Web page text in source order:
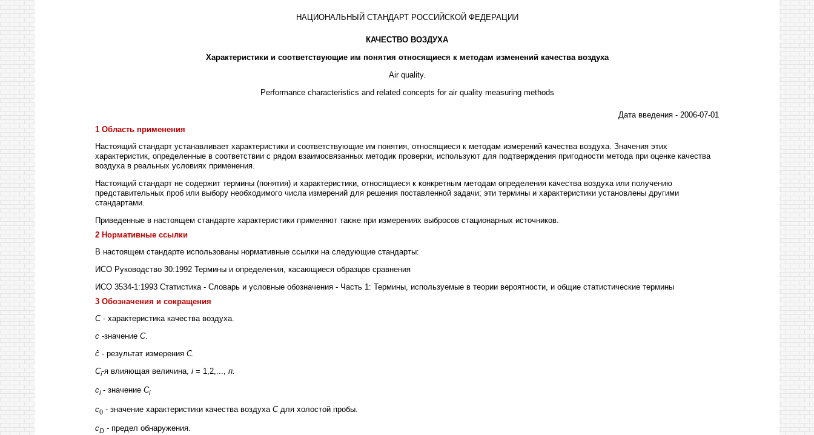
НАЦИОНАЛЬНЫЙ СТАНДАРТ РОССИЙСКОЙ ФЕДЕРАЦИИ
КАЧЕСТВО ВОЗДУХА
Характеристики и соответствующие им понятия относящиеся к методам изменений качества воздуха
Air quality.
Performance characteristics and related concepts for air quality measuring methods
Дата введения - 2006-07-01
1 Область применения
Настоящий стандарт устанавливает характеристики и соответствующие им понятия, относящиеся к методам измерений качества воздуха. Значения этих
характеристик, определенные в соответствии с рядом взаимосвязанных методик проверки, используют для подтверждения пригодности метода при оценке качества
воздуха в реальных условиях применения.
Настоящий стандарт не содержит термины (понятия) и характеристики, относящиеся к конкретным методам определения качества воздуха или получению
представительных проб или выбору необходимого числа измерений для решения поставленной задачи; эти термины и характеристики установлены другими
стандартами.
Приведенные в настоящем стандарте характеристики применяют также при измерениях выбросов стационарных источников.
2 Нормативные ссылки
В настоящем стандарте использованы нормативные ссылки на следующие стандарты:
ИСО Руководство 30:1992 Термины и определения, касающиеся образцов сравнения
ИСО 3534-1:1993 Статистика - Словарь и условные обозначения - Часть 1: Термины, используемые в теории вероятности, и общие статистические термины
3 Обозначения и сокращения
С- характеристика качества воздуха.
с -значение С.
ĉ - результат измерения С.
Сi-я влияющая величина, i = 1,2,..., п.
сi- значение Сi
с0 - значение характеристики качества воздуха С для холостой пробы.
cD - предел обнаружения.